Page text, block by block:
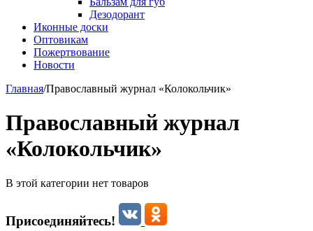
Дезодорант
Иконные доски
Оптовикам
Пожертвование
Новости
Главная/Православный журнал «Колокольчик»
Православный журнал
«Колокольчик»
В этой категории нет товаров
Присоединяйтесь!